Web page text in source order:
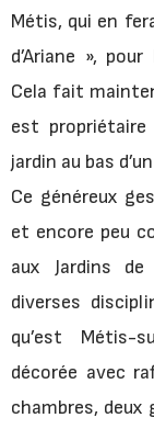
Métis, qui en
d’Ariane »,
Cela fait
est
jardin au bas
Ce généreux
et encore peu
aux Jardins
diverses
qu’est Métis-
décorée avec
chambres,